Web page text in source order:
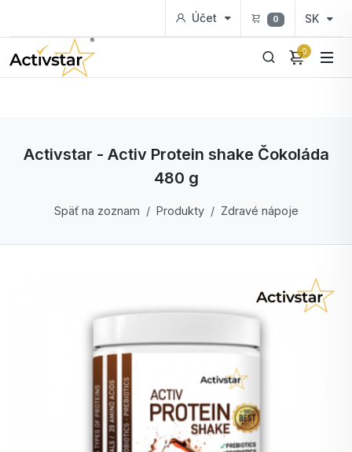
Účet 0 SK
0
Activstar - Activ Protein shake Čokoláda
480 g
Späť na zoznam Produkty Zdravé nápoje